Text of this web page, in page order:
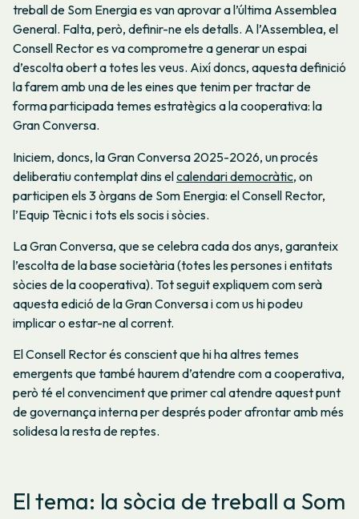
treball de Som Energia es van aprovar a l’última Assemblea
General. Falta, però, definir-ne els detalls. A l’Assemblea, el
Consell Rector es va comprometre a generar un espai
d’escolta obert a totes les veus. Així doncs, aquesta definició
la farem amb una de les eines que tenim per tractar de
forma participada temes estratègics a la cooperativa: la
Gran Conversa.
Iniciem, doncs, la Gran Conversa 2025-2026, un procés
deliberatiu contemplat dins elcalendari democràtic, on
participen els 3 òrgans de Som Energia: el Consell Rector,
l’Equip Tècnic i tots els socis i sòcies.
La Gran Conversa, que se celebra cada dos anys, garanteix
l’escolta de la base societària (totes les persones i entitats
sòcies de la cooperativa). Tot seguit expliquem com serà
aquesta edició de la Gran Conversa i com us hi podeu
implicar o estar-ne al corrent.
El Consell Rector és conscient que hi ha altres temes
emergents que també haurem d’atendre com a cooperativa,
però té el convenciment que primer cal atendre aquest punt
de governança interna per després poder afrontar amb més
solidesa la resta de reptes.
El tema: la sòcia de treball a Som